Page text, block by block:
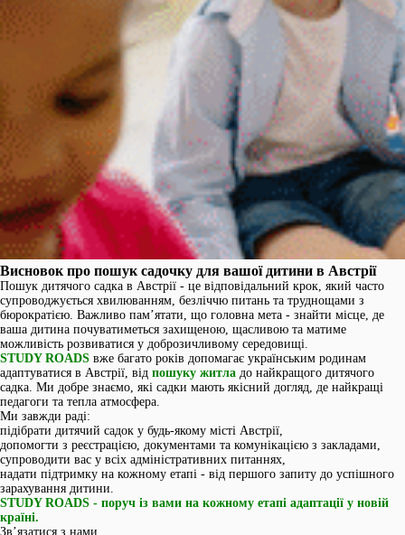
Висновок про пошук садочку для вашої дитини в Австрії
Пошук дитячого садка в Австрії - це відповідальний крок, який часто
супроводжується хвилюванням, безліччю питань та труднощами з
бюрократією. Важливо пам’ятати, що головна мета - знайти місце, де
ваша дитина почуватиметься захищеною, щасливою та матиме
можливість розвиватися у доброзичливому середовищі.
STUDY ROADS вже багато років допомагає українським родинам
адаптуватися в Австрії, від пошуку житла до найкращого дитячого
садка. Ми добре знаємо, які садки мають якісний догляд, де найкращі
педагоги та тепла атмосфера.
Ми завжди раді:
підібрати дитячий садок у будь-якому місті Австрії,
допомогти з реєстрацією, документами та комунікацією з закладами,
супроводити вас у всіх адміністративних питаннях,
надати підтримку на кожному етапі - від першого запиту до успішного
зарахування дитини.
STUDY ROADS - поруч із вами на кожному етапі адаптації у новій
країні.
Зв’язатися з нами